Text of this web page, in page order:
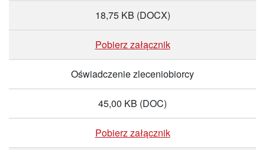
18,75 KB (DOCX)
Pobierz załącznik
Oświadczenie zleceniobiorcy
45,00 KB (DOC)
Pobierz załącznik